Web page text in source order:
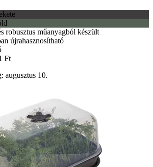
robusztus műanyagból készült
újrahasznosítható
Ft
augusztus 10.